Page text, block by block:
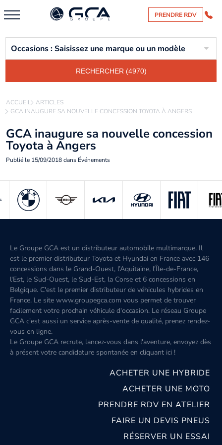
PRENDRE RDV
Occasions : Saisissez une marque ou un modèle
RECHERCHER (4970)
ACCUEIL ARTICLES
GCA INAUGURE SA NOUVELLE CONCESSION TOYOTA À ANGERS
GCA inaugure sa nouvelle concession
Toyota à Angers
Publié le 15/09/2018dans Événements
Le Groupe GCA est un distributeur automobile multimarque. Il
est le premier distributeur Toyota et Hyundai en France avec 146
concessions dans le Grand-Ouest, l’Aquitaine, l'Île-de-France,
l'Est, le Sud-Ouest, le Sud-Est, la Corse et 6 concessions en
Belgique. C'est le premier distributeur de véhicules hybrides en
France. Le site www.groupegca.com vous permet de trouver
facilement votre prochain véhicule d'occasion. Le réseau Groupe
GCA c'est aussi un service après-vente de qualité, prenez rendez-
vous en ligne.
Le Groupe GCA recrute, lancez-vous dans l'aventure, envoyez dès
à présent votre candidature spontanée en cliquant ici !
ACHETER UNE HYBRIDE
ACHETER UNE MOTO
PRENDRE RDV EN ATELIER
FAIRE UN DEVIS PNEUS
RÉSERVER UN ESSAI